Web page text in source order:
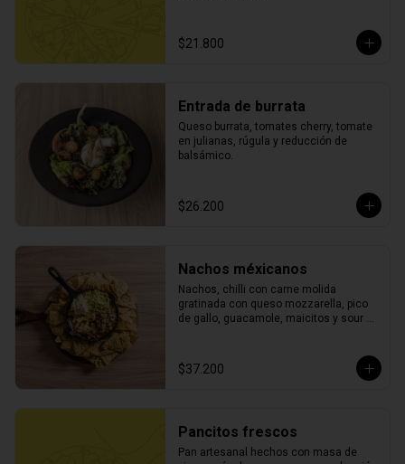
$21.800
Entrada de burrata
Queso burrata, tomates cherry, tomate
en julianas, rúgula y reducción de
balsámico.
$26.200
Nachos méxicanos
Nachos, chilli con carne molida
gratinada con queso mozzarella, pico
de gallo, guacamole, maicitos y sour
$37.200
Pancitos frescos
Pan artesanal hechos con masa de